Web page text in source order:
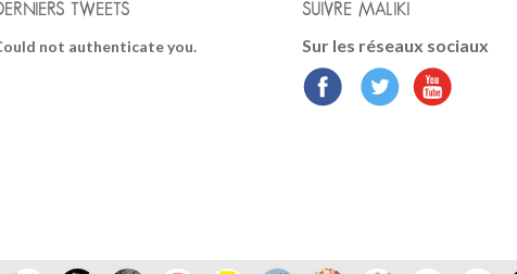
TWEETS
not authenticate you.
SUIVRE MALIKI
Sur les réseaux sociaux